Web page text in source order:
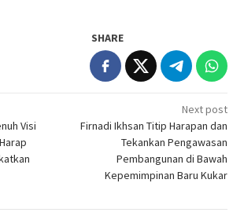
SHARE
Visi
Next post
Firnadi Ikhsan Titip Harapan dan
Tekankan Pengawasan
Pembangunan di Bawah
Kepemimpinan Baru Kukar